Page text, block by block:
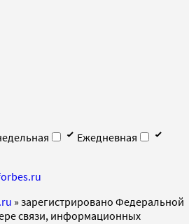
Ежедневная
» зарегистрировано Федеральной
связи, информационных